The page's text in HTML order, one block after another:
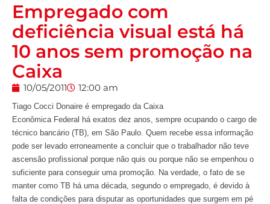
Empregado com
deficiência visual está há
10 anos sem promoção na
Caixa
10/05/2011 12:00 am
Tiago Cocci Donaire é empregado da Caixa
Econômica Federal há exatos dez anos, sempre ocupando o cargo de
técnico bancário (TB), em São Paulo. Quem recebe essa informação
pode ser levado erroneamente a concluir que o trabalhador não teve
ascensão profissional porque não quis ou porque não se empenhou o
suficiente para conseguir uma promoção. Na verdade, o fato de se
manter como TB há uma década, segundo o empregado, é devido à
falta de condições para disputar as oportunidades que surgem em pé